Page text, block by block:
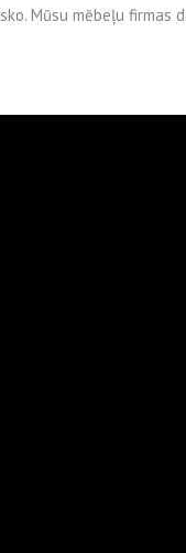
Mūsu mēbeļu firmas